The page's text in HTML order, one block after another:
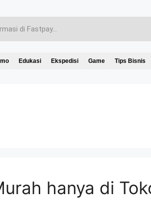
Edukasi Ekspedisi Game Tips Bisnis
hanya di